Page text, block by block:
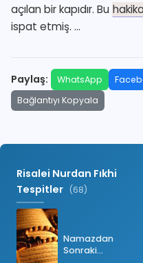
açılan bir kapıdır. Bu
ispat etmiş. …
Paylaş: WhatsApp
Bağlantıyı Kopyala
Risalei Nurdan Fıkhi
Tespitler (68)
Namazdan
Sonraki